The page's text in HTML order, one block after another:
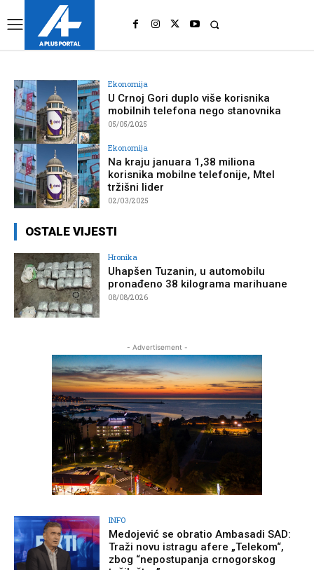
Ekonomija
U Crnoj Gori duplo više korisnika
mobilnih telefona nego stanovnika
05/05/2025
Ekonomija
Na kraju januara 1,38 miliona
korisnika mobilne telefonije, Mtel
tržišni lider
02/03/2025
OSTALE VIJESTI
Hronika
Uhapšen Tuzanin, u automobilu
pronađeno 38 kilograma marihuane
08/08/2026
- Advertisement -
INFO
Medojević se obratio Ambasadi SAD:
Traži novu istragu afere „Telekom“,
zbog “nepostupanja crnogorskog